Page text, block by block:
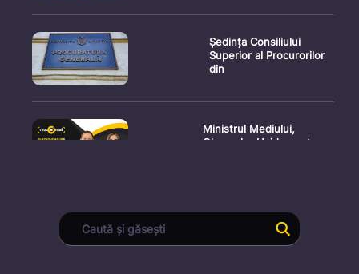
Ședința Consiliului
Superior al Procurorilor
din
Ministrul Mediului,
Gheorghe Hajder, este
Consultări publice privind
proiectul de lege pent